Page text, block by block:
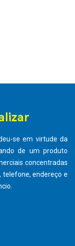
se em virtude da
de um produto
concentradas
telefone, endereço e